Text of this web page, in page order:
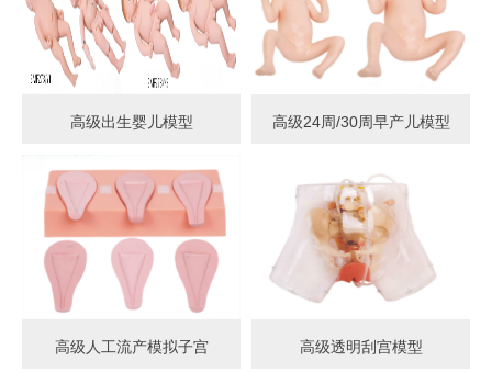
高级出生婴儿模型 高级24周/30周早产儿模型
高级人工流产模拟子宫 高级透明刮宫模型